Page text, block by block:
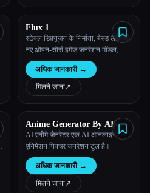
Flux 1
स्टेबल डिफ़्यूज़न के निर्माता, बेस्ड लैब्स के
नए ओपन-सोर्स इमेज जनरेशन मॉडल,
Flux1 का अनुभव करें।
अधिक जानकारी →
मिलने जाना↗︎
Anime Generator By AI
AI एनीमे जेनरेटर एक AI ऑनलाइन
एनिमेशन पिक्चर जनरेशन टूल है।
अधिक जानकारी →
मिलने जाना↗︎